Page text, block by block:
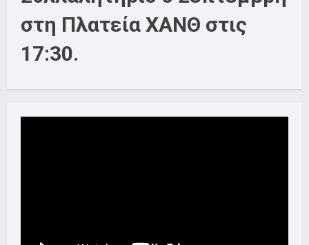
στη Πλατεία ΧΑΝΘ στις
17:30.